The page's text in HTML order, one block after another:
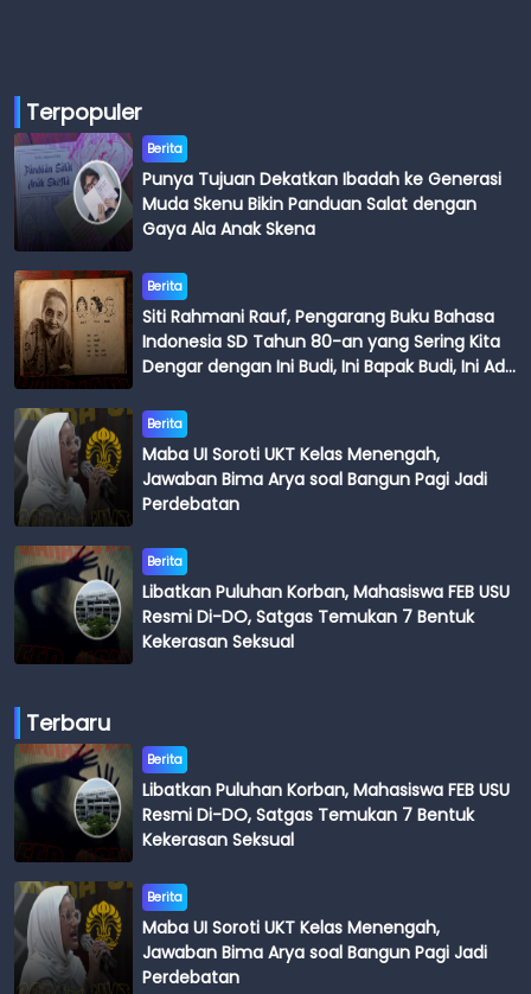
Terpopuler
Berita
Punya Tujuan Dekatkan Ibadah ke Generasi
Muda Skenu Bikin Panduan Salat dengan
Gaya Ala Anak Skena
Berita
Siti Rahmani Rauf, Pengarang Buku Bahasa
Indonesia SD Tahun 80-an yang Sering Kita
Dengar dengan Ini Budi, Ini Bapak Budi, Ini Adik
Berita
Maba UI Soroti UKT Kelas Menengah,
Jawaban Bima Arya soal Bangun Pagi Jadi
Perdebatan
Berita
Libatkan Puluhan Korban, Mahasiswa FEB USU
Resmi Di-DO, Satgas Temukan 7 Bentuk
Kekerasan Seksual
Terbaru
Berita
Libatkan Puluhan Korban, Mahasiswa FEB USU
Resmi Di-DO, Satgas Temukan 7 Bentuk
Kekerasan Seksual
Berita
Maba UI Soroti UKT Kelas Menengah,
Jawaban Bima Arya soal Bangun Pagi Jadi
Perdebatan